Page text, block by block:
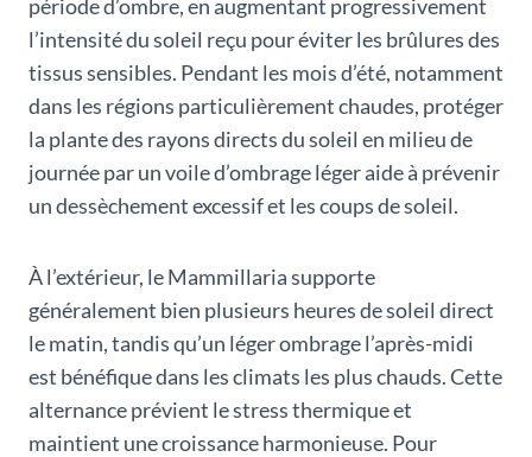
période d’ombre, en augmentant progressivement
l’intensité du soleil reçu pour éviter les brûlures des
tissus sensibles. Pendant les mois d’été, notamment
dans les régions particulièrement chaudes, protéger
la plante des rayons directs du soleil en milieu de
journée par un voile d’ombrage léger aide à prévenir
un dessèchement excessif et les coups de soleil.
À l’extérieur, le Mammillaria supporte
généralement bien plusieurs heures de soleil direct
le matin, tandis qu’un léger ombrage l’après-midi
est bénéfique dans les climats les plus chauds. Cette
alternance prévient le stress thermique et
maintient une croissance harmonieuse. Pour